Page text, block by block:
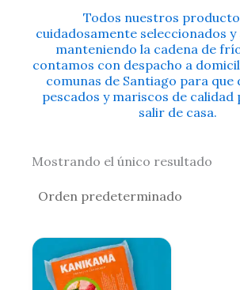
Todos nuestros
cuidadosamente seleccionados y
manteniendo la cadena de
contamos con despacho a
comunas de Santiago para que
pescados y mariscos de calidad
salir de casa.
Mostrando el único resultado